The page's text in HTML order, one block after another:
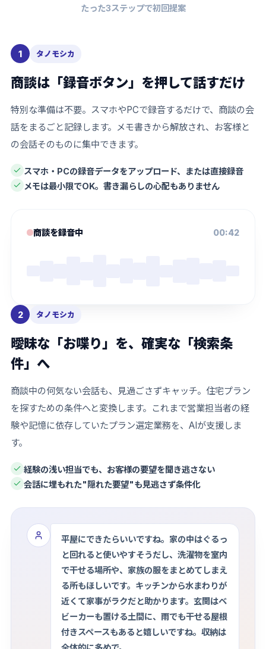
たった3ステップで初回提案
1 タノモシカ
商談は「録音ボタン」を押して話すだけ
特別な準備は不要。スマホやPCで録音するだけで、商談の会
話をまるごと記録します。メモ書きから解放され、お客様と
の会話そのものに集中できます。
スマホ・PCの録音データをアップロード、または直接録音
メモは最小限でOK。書き漏らしの心配もありません
商談を録音中 00:42
2 タノモシカ
曖昧な「お喋り」を、確実な「検索条
件」へ
商談中の何気ない会話も、見過ごさずキャッチ。住宅プラン
を探すための条件へと変換します。これまで営業担当者の経
験や記憶に依存していたプラン選定業務を、AIが支援しま
す。
経験の浅い担当でも、お客様の要望を聞き逃さない
会話に埋もれた"隠れた要望"も見逃さず条件化
平屋にできたらいいですね。家の中はぐるっ
と回れると使いやすそうだし、洗濯物を室内
で干せる場所や、家族の服をまとめてしまえ
る所もほしいです。キッチンから水まわりが
近くて家事がラクだと助かります。玄関はベ
ビーカーも置ける土間に、雨でも干せる屋根
付きスペースもあると嬉しいですね。収納は